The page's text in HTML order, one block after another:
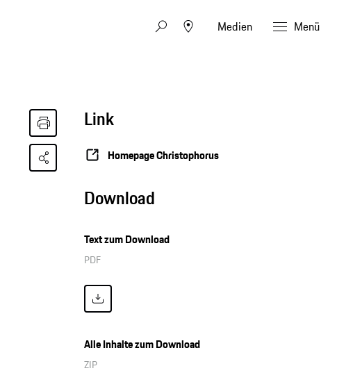
Medien Menü
Link
Homepage Christophorus
Download
Text zum Download
PDF
Alle Inhalte zum Download
ZIP